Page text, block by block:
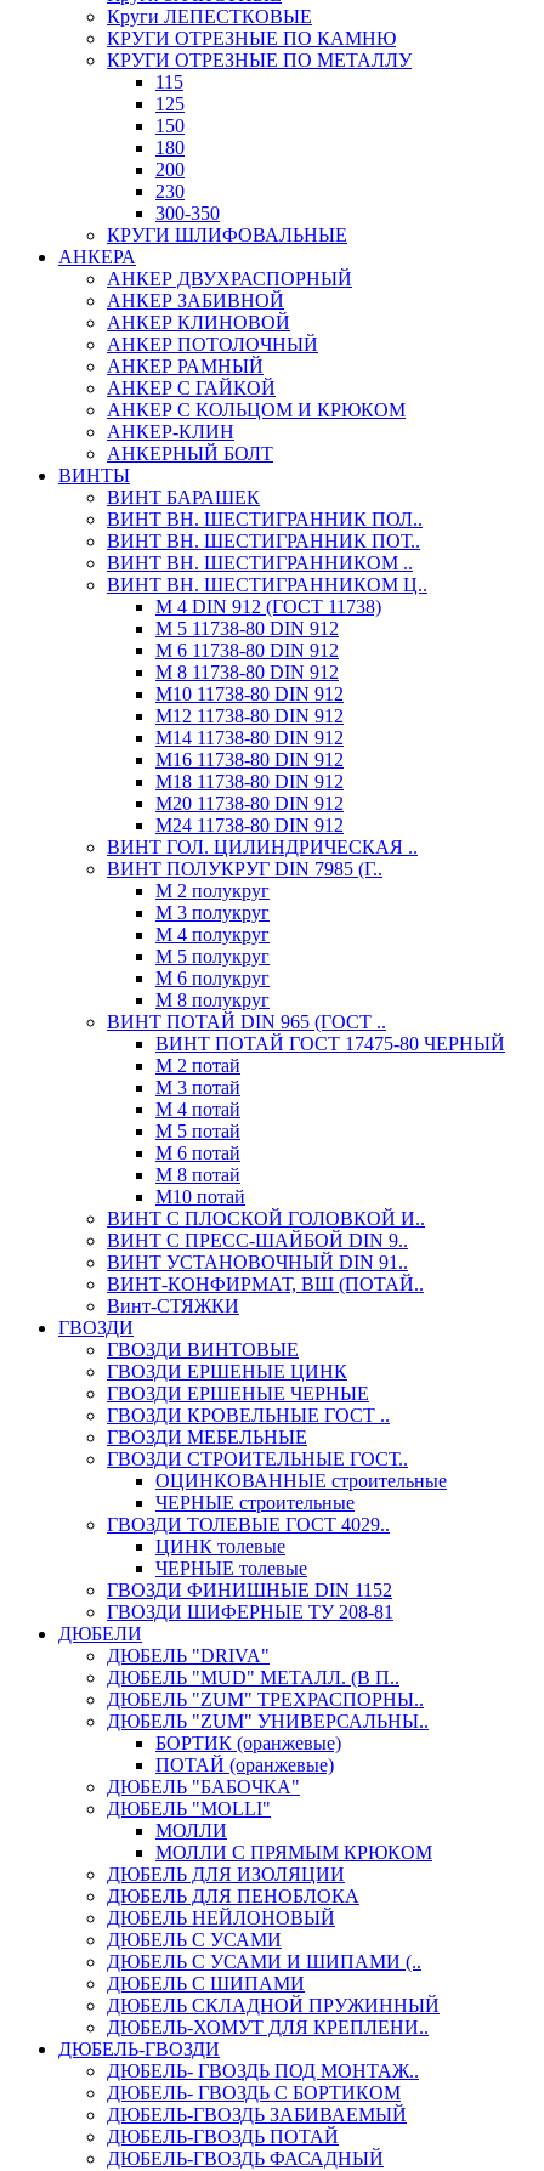
Круги ЛЕПЕСТКОВЫЕ
КРУГИ ОТРЕЗНЫЕ ПО КАМНЮ
КРУГИ ОТРЕЗНЫЕ ПО МЕТАЛЛУ
115
125
150
180
200
230
300-350
КРУГИ ШЛИФОВАЛЬНЫЕ
АНКЕРА
АНКЕР ДВУХРАСПОРНЫЙ
АНКЕР ЗАБИВНОЙ
АНКЕР КЛИНОВОЙ
АНКЕР ПОТОЛОЧНЫЙ
АНКЕР РАМНЫЙ
АНКЕР С ГАЙКОЙ
АНКЕР С КОЛЬЦОМ И КРЮКОМ
АНКЕР-КЛИН
АНКЕРНЫЙ БОЛТ
ВИНТЫ
ВИНТ БАРАШЕК
ВИНТ ВН. ШЕСТИГРАННИК ПОЛ..
ВИНТ ВН. ШЕСТИГРАННИК ПОТ..
ВИНТ ВН. ШЕСТИГРАННИКОМ ..
ВИНТ ВН. ШЕСТИГРАННИКОМ Ц..
М 4 DIN 912 (ГОСТ 11738)
М 5 11738-80 DIN 912
М 6 11738-80 DIN 912
М 8 11738-80 DIN 912
М10 11738-80 DIN 912
М12 11738-80 DIN 912
М14 11738-80 DIN 912
М16 11738-80 DIN 912
М18 11738-80 DIN 912
М20 11738-80 DIN 912
М24 11738-80 DIN 912
ВИНТ ГОЛ. ЦИЛИНДРИЧЕСКАЯ ..
ВИНТ ПОЛУКРУГ DIN 7985 (Г..
М 2 полукруг
М 3 полукруг
М 4 полукруг
М 5 полукруг
М 6 полукруг
М 8 полукруг
ВИНТ ПОТАЙ DIN 965 (ГОСТ ..
ВИНТ ПОТАЙ ГОСТ 17475-80 ЧЕРНЫЙ
М 2 потай
М 3 потай
М 4 потай
М 5 потай
М 6 потай
М 8 потай
М10 потай
ВИНТ С ПЛОСКОЙ ГОЛОВКОЙ И..
ВИНТ С ПРЕСС-ШАЙБОЙ DIN 9..
ВИНТ УСТАНОВОЧНЫЙ DIN 91..
ВИНТ-КОНФИРМАТ, ВШ (ПОТАЙ..
Винт-СТЯЖКИ
ГВОЗДИ
ГВОЗДИ ВИНТОВЫЕ
ГВОЗДИ ЕРШЕНЫЕ ЦИНК
ГВОЗДИ ЕРШЕНЫЕ ЧЕРНЫЕ
ГВОЗДИ КРОВЕЛЬНЫЕ ГОСТ ..
ГВОЗДИ МЕБЕЛЬНЫЕ
ГВОЗДИ СТРОИТЕЛЬНЫЕ ГОСТ..
ОЦИНКОВАННЫЕ строительные
ЧЕРНЫЕ строительные
ГВОЗДИ ТОЛЕВЫЕ ГОСТ 4029..
ЦИНК толевые
ЧЕРНЫЕ толевые
ГВОЗДИ ФИНИШНЫЕ DIN 1152
ГВОЗДИ ШИФЕРНЫЕ ТУ 208-81
ДЮБЕЛИ
ДЮБЕЛЬ "DRIVA"
ДЮБЕЛЬ "MUD" МЕТАЛЛ. (В П..
ДЮБЕЛЬ "ZUM" ТРЕХРАСПОРНЫ..
ДЮБЕЛЬ "ZUM" УНИВЕРСАЛЬНЫ..
БОРТИК (оранжевые)
ПОТАЙ (оранжевые)
ДЮБЕЛЬ "БАБОЧКА"
ДЮБЕЛЬ "МOLLI"
МОЛЛИ
МОЛЛИ С ПРЯМЫМ КРЮКОМ
ДЮБЕЛЬ ДЛЯ ИЗОЛЯЦИИ
ДЮБЕЛЬ ДЛЯ ПЕНОБЛОКА
ДЮБЕЛЬ НЕЙЛОНОВЫЙ
ДЮБЕЛЬ С УСАМИ
ДЮБЕЛЬ С УСАМИ И ШИПАМИ (..
ДЮБЕЛЬ С ШИПАМИ
ДЮБЕЛЬ СКЛАДНОЙ ПРУЖИННЫЙ
ДЮБЕЛЬ-ХОМУТ ДЛЯ КРЕПЛЕНИ..
ДЮБЕЛЬ-ГВОЗДИ
ДЮБЕЛЬ- ГВОЗДЬ ПОД МОНТАЖ..
ДЮБЕЛЬ- ГВОЗДЬ С БОРТИКОМ
ДЮБЕЛЬ-ГВОЗДЬ ЗАБИВАЕМЫЙ
ДЮБЕЛЬ-ГВОЗДЬ ПОТАЙ
ДЮБЕЛЬ-ГВОЗДЬ ФАСАДНЫЙ